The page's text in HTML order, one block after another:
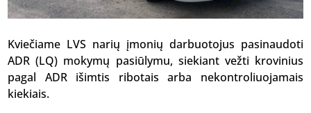
Kviečiame LVS narių įmonių darbuotojus pasinaudoti
ADR (LQ) mokymų pasiūlymu, siekiant vežti krovinius
pagal ADR išimtis ribotais arba nekontroliuojamais
kiekiais.